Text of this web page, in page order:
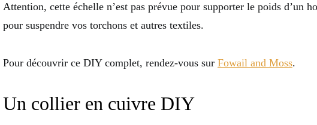
Attention, cette échelle n’est pas prévue pour supporter le poids d’un
pour suspendre vos torchons et autres textiles.
Pour découvrir ce DIY complet, rendez-vous sur Fowail and Moss.
Un collier en cuivre DIY